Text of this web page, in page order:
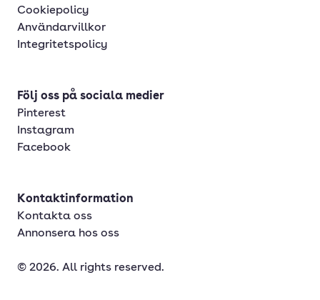
Cookiepolicy
Användarvillkor
Integritetspolicy
Följ oss på sociala medier
Pinterest
Instagram
Facebook
Kontaktinformation
Kontakta oss
Annonsera hos oss
© 2026. All rights reserved.